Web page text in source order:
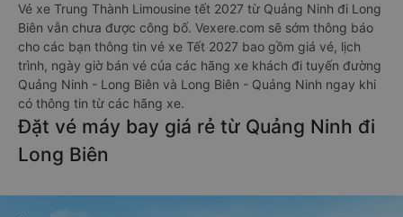
Vé xe Trung Thành Limousine tết 2027 từ Quảng Ninh đi Long
Biên vẫn chưa được công bố. Vexere.com sẽ sớm thông báo
cho các bạn thông tin vé xe Tết 2027 bao gồm giá vé, lịch
trình, ngày giờ bán vé của các hãng xe khách đi tuyến đường
Quảng Ninh - Long Biên và Long Biên - Quảng Ninh ngay khi
có thông tin từ các hãng xe.
Đặt vé máy bay giá rẻ từ Quảng Ninh đi
Long Biên